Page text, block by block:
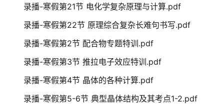
录播-寒假第21节 电化学复杂原理与计算.pdf
录播-寒假第22节 原理综合复杂长难句书写.pdf
录播-寒假第2节 配合物专题特训.pdf
录播-寒假第3节 推拉电子效应特训.pdf
录播-寒假第4节 晶体的各种计算.pdf
录播-寒假第5-6节 典型晶体结构及其考点1-2.pdf